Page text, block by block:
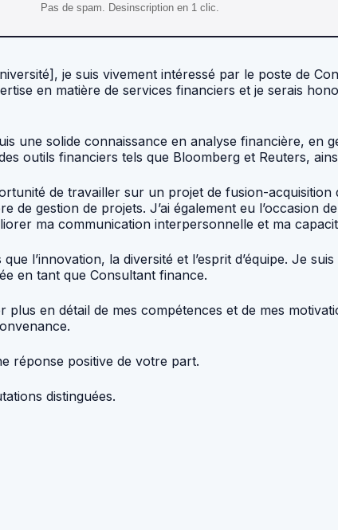
Pas de spam. Desinscription en 1 clic.
je suis vivement intéressé par le poste de
en matière de services financiers et je serais
une solide connaissance en analyse financière, en
outils financiers tels que Bloomberg et Reuters,
de travailler sur un projet de fusion-acquisition
de gestion de projets. J’ai également eu l’occasion
ma communication interpersonnelle et ma
l’innovation, la diversité et l’esprit d’équipe. Je
en tant que Consultant finance.
en détail de mes compétences et de mes
réponse positive de votre part.
distinguées.